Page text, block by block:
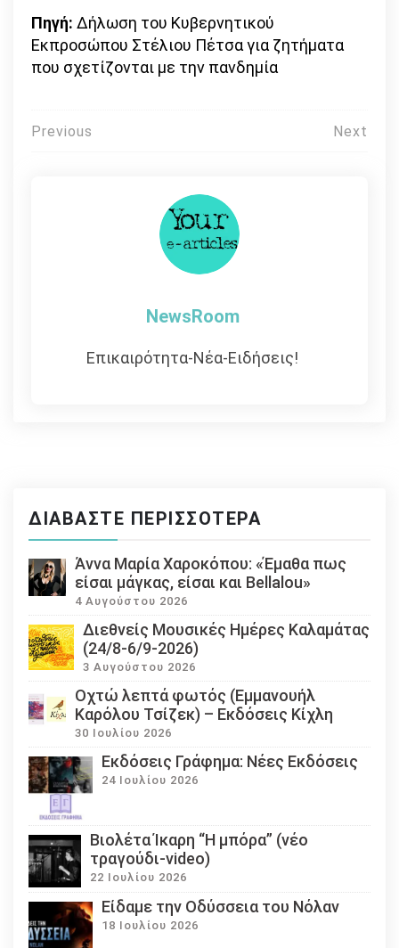
Πηγή: Δήλωση του Κυβερνητικού
Εκπροσώπου Στέλιου Πέτσα για ζητήματα
που σχετίζονται με την πανδημία
Πλοήγηση
Previous Next
NewsRoom
Επικαιρότητα-Νέα-Ειδήσεις!
ΔΙΑΒΆΣΤΕ ΠΕΡΙΣΣΌΤΕΡΑ
Άννα Μαρία Χαροκόπου: «Έμαθα πως
είσαι μάγκας, είσαι και Bellalou»
4 Αυγούστου 2026
Διεθνείς Μουσικές Ημέρες Καλαμάτας
(24/8-6/9-2026)
3 Αυγούστου 2026
Οχτώ λεπτά φωτός (Εμμανουήλ
Καρόλου Τσίζεκ) – Εκδόσεις Κίχλη
30 Ιουλίου 2026
Εκδόσεις Γράφημα: Νέες Εκδόσεις
24 Ιουλίου 2026
Βιολέτα Ίκαρη “Η μπόρα” (νέο
τραγούδι-video)
22 Ιουλίου 2026
Eίδαμε την Οδύσσεια του Νόλαν
18 Ιουλίου 2026